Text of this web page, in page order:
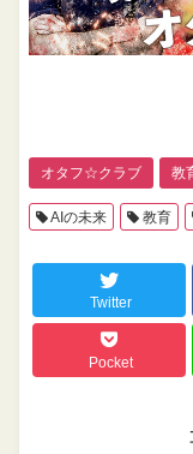
オタフ☆クラブ 教
AIの未来 教育
Twitter
Pocket